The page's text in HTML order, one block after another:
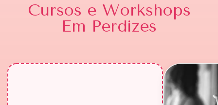
Cursos e Workshops
Em Perdizes